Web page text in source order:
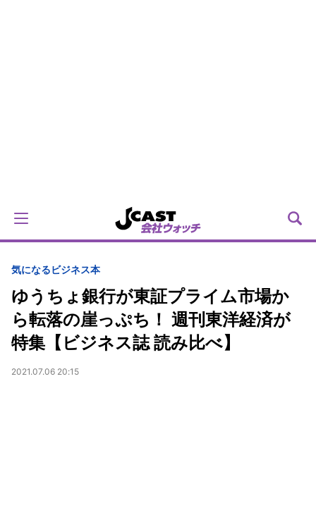
気になるビジネス本
ゆうちょ銀行が東証プライム市場か
ら転落の崖っぷち！ 週刊東洋経済が
特集【ビジネス誌 読み比べ】
2021.07.06 20:15